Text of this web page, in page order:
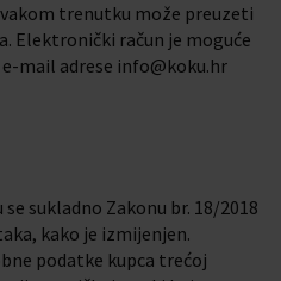
trenutku može preuzeti
Elektronički račun je moguće
mail adrese info@koku.hr
sukladno Zakonu br. 18/2018
kako je izmijenjen.
podatke kupca trećoj